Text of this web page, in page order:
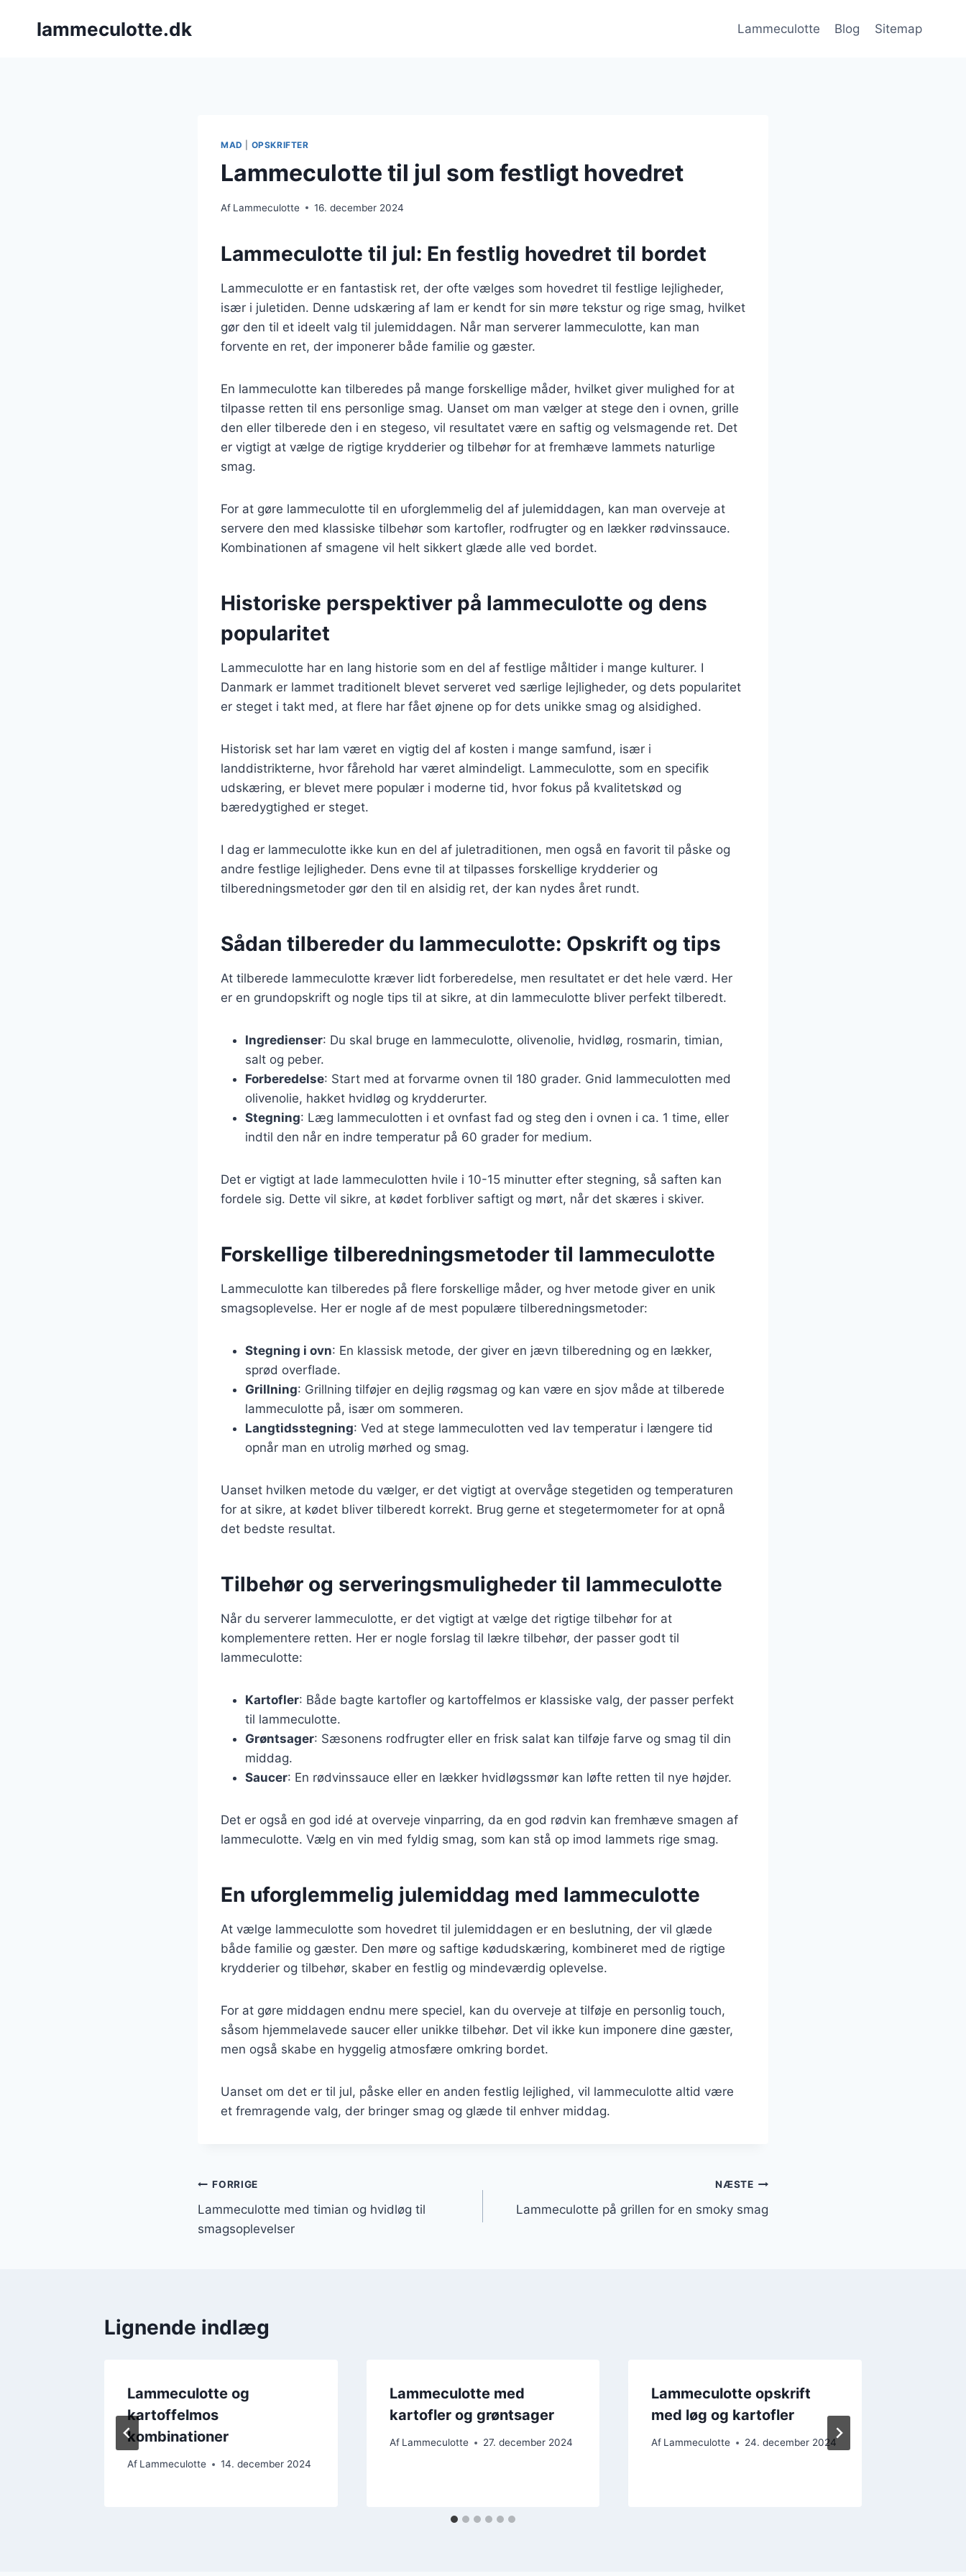
lammeculotte.dk Lammeculotte Blog Sitemap
MAD OPSKRIFTER
Lammeculotte til jul som festligt hovedret
Af Lammeculotte 16. december 2024
Lammeculotte til jul: En festlig hovedret til bordet
Lammeculotte er en fantastisk ret, der ofte vælges som hovedret til festlige lejligheder,
især i juletiden. Denne udskæring af lam er kendt for sin møre tekstur og rige smag, hvilket
gør den til et ideelt valg til julemiddagen. Når man serverer lammeculotte, kan man
forvente en ret, der imponerer både familie og gæster.
En lammeculotte kan tilberedes på mange forskellige måder, hvilket giver mulighed for at
tilpasse retten til ens personlige smag. Uanset om man vælger at stege den i ovnen, grille
den eller tilberede den i en stegeso, vil resultatet være en saftig og velsmagende ret. Det
er vigtigt at vælge de rigtige krydderier og tilbehør for at fremhæve lammets naturlige
smag.
For at gøre lammeculotte til en uforglemmelig del af julemiddagen, kan man overveje at
servere den med klassiske tilbehør som kartofler, rodfrugter og en lækker rødvinssauce.
Kombinationen af smagene vil helt sikkert glæde alle ved bordet.
Historiske perspektiver på lammeculotte og dens
popularitet
Lammeculotte har en lang historie som en del af festlige måltider i mange kulturer. I
Danmark er lammet traditionelt blevet serveret ved særlige lejligheder, og dets popularitet
er steget i takt med, at flere har fået øjnene op for dets unikke smag og alsidighed.
Historisk set har lam været en vigtig del af kosten i mange samfund, især i
landdistrikterne, hvor fårehold har været almindeligt. Lammeculotte, som en specifik
udskæring, er blevet mere populær i moderne tid, hvor fokus på kvalitetskød og
bæredygtighed er steget.
I dag er lammeculotte ikke kun en del af juletraditionen, men også en favorit til påske og
andre festlige lejligheder. Dens evne til at tilpasses forskellige krydderier og
tilberedningsmetoder gør den til en alsidig ret, der kan nydes året rundt.
Sådan tilbereder du lammeculotte: Opskrift og tips
At tilberede lammeculotte kræver lidt forberedelse, men resultatet er det hele værd. Her
er en grundopskrift og nogle tips til at sikre, at din lammeculotte bliver perfekt tilberedt.
Ingredienser: Du skal bruge en lammeculotte, olivenolie, hvidløg, rosmarin, timian,
salt og peber.
Forberedelse: Start med at forvarme ovnen til 180 grader. Gnid lammeculotten med
olivenolie, hakket hvidløg og krydderurter.
Stegning: Læg lammeculotten i et ovnfast fad og steg den i ovnen i ca. 1 time, eller
indtil den når en indre temperatur på 60 grader for medium.
Det er vigtigt at lade lammeculotten hvile i 10-15 minutter efter stegning, så saften kan
fordele sig. Dette vil sikre, at kødet forbliver saftigt og mørt, når det skæres i skiver.
Forskellige tilberedningsmetoder til lammeculotte
Lammeculotte kan tilberedes på flere forskellige måder, og hver metode giver en unik
smagsoplevelse. Her er nogle af de mest populære tilberedningsmetoder:
Stegning i ovn: En klassisk metode, der giver en jævn tilberedning og en lækker,
sprød overflade.
Grillning: Grillning tilføjer en dejlig røgsmag og kan være en sjov måde at tilberede
lammeculotte på, især om sommeren.
Langtidsstegning: Ved at stege lammeculotten ved lav temperatur i længere tid
opnår man en utrolig mørhed og smag.
Uanset hvilken metode du vælger, er det vigtigt at overvåge stegetiden og temperaturen
for at sikre, at kødet bliver tilberedt korrekt. Brug gerne et stegetermometer for at opnå
det bedste resultat.
Tilbehør og serveringsmuligheder til lammeculotte
Når du serverer lammeculotte, er det vigtigt at vælge det rigtige tilbehør for at
komplementere retten. Her er nogle forslag til lækre tilbehør, der passer godt til
lammeculotte:
Kartofler: Både bagte kartofler og kartoffelmos er klassiske valg, der passer perfekt
til lammeculotte.
Grøntsager: Sæsonens rodfrugter eller en frisk salat kan tilføje farve og smag til din
middag.
Saucer: En rødvinssauce eller en lækker hvidløgssmør kan løfte retten til nye højder.
Det er også en god idé at overveje vinparring, da en god rødvin kan fremhæve smagen af
lammeculotte. Vælg en vin med fyldig smag, som kan stå op imod lammets rige smag.
En uforglemmelig julemiddag med lammeculotte
At vælge lammeculotte som hovedret til julemiddagen er en beslutning, der vil glæde
både familie og gæster. Den møre og saftige kødudskæring, kombineret med de rigtige
krydderier og tilbehør, skaber en festlig og mindeværdig oplevelse.
For at gøre middagen endnu mere speciel, kan du overveje at tilføje en personlig touch,
såsom hjemmelavede saucer eller unikke tilbehør. Det vil ikke kun imponere dine gæster,
men også skabe en hyggelig atmosfære omkring bordet.
Uanset om det er til jul, påske eller en anden festlig lejlighed, vil lammeculotte altid være
et fremragende valg, der bringer smag og glæde til enhver middag.
Indlægsnavigation
FORRIGE
Lammeculotte med timian og hvidløg til
smagsoplevelser
NÆSTE
Lammeculotte på grillen for en smoky smag
Lignende indlæg
Lammeculotte og
kartoffelmos
kombinationer
Af Lammeculotte 14. december 2024
Lammeculotte med
kartofler og grøntsager
Af Lammeculotte 27. december 2024
Lammeculotte opskrift
med løg og kartofler
Af Lammeculotte 24. december 2024